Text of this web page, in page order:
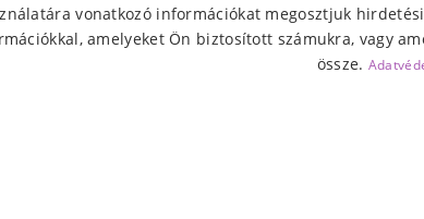
Oldaltérkép
vonatkozó információkat megosztjuk
amelyeket Ön biztosított számukra, vagy
össze.